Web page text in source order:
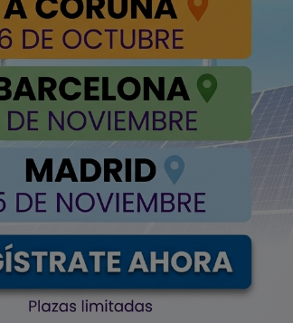
un "activo estratégico" para Europa
gasista